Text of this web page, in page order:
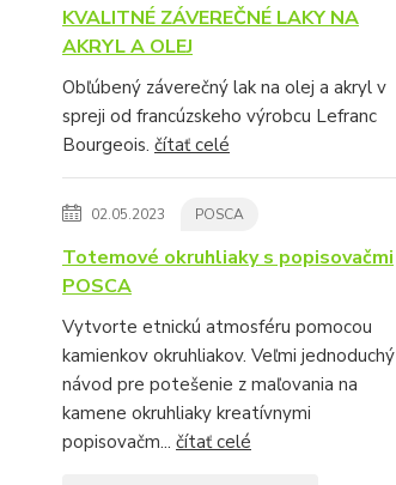
KVALITNÉ ZÁVEREČNÉ LAKY NA
AKRYL A OLEJ
Obľúbený záverečný lak na olej a akryl v
spreji od francúzskeho výrobcu Lefranc
Bourgeois. čítať celé
02.05.2023 POSCA
Totemové okruhliaky s popisovačmi
POSCA
Vytvorte etnickú atmosféru pomocou
kamienkov okruhliakov. Veľmi jednoduchý
návod pre potešenie z maľovania na
kamene okruhliaky kreatívnymi
popisovačm... čítať celé